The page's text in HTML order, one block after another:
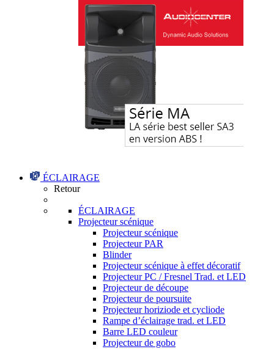
ÉCLAIRAGE
Retour
ÉCLAIRAGE
Projecteur scénique
Projecteur scénique
Projecteur PAR
Blinder
Projecteur scénique à effet décoratif
Projecteur PC / Fresnel Trad. et LED
Projecteur de découpe
Projecteur de poursuite
Projecteur horiziode et cycliode
Rampe d’éclairage trad. et LED
Barre LED couleur
Projecteur de gobo